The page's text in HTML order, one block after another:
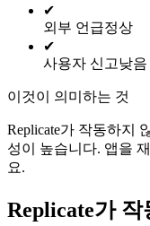
✔
외부 언급정상
✔
사용자 신고낮음
이것이 의미하는 것
Replicate가 작동하지
성이 높습니다. 앱을
요.
Replicate가